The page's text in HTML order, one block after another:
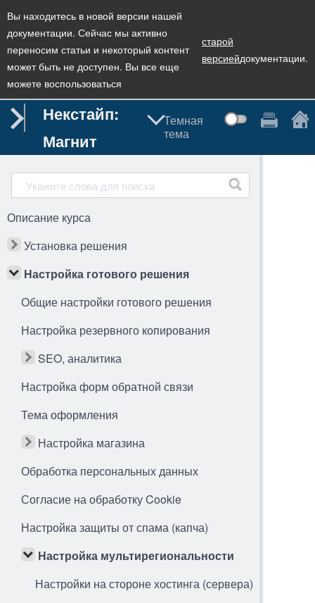
Вы находитесь в новой версии нашей
документации. Сейчас мы активно
переносим статьи и некоторый контент
может быть не доступен. Вы все еще
можете воспользоваться
старой
версиейдокументации.
Некстайп:
Магнит
Темная
тема
Описание курса
Установка решения
Настройка готового решения
Общие настройки готового решения
Настройка резервного копирования
SEO, аналитика
Настройка форм обратной связи
Тема оформления
Настройка магазина
Обработка персональных данных
Согласие на обработку Cookie
Настройка защиты от спама (капча)
Настройка мультирегиональности
Настройки на стороне хостинга (сервера)